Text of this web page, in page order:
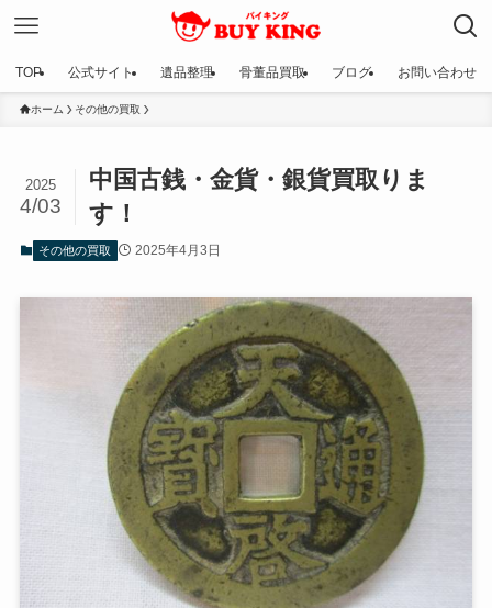
TOP 公式サイト 遺品整理 骨董品買取 ブログ お問い合わせ
ホーム その他の買取
中国古銭・金貨・銀貨買取りま
す！
2025
4/03
その他の買取 2025年4月3日